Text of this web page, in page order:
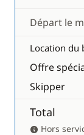
Départ le
Location du
Offre
Skipper
Total
Hors